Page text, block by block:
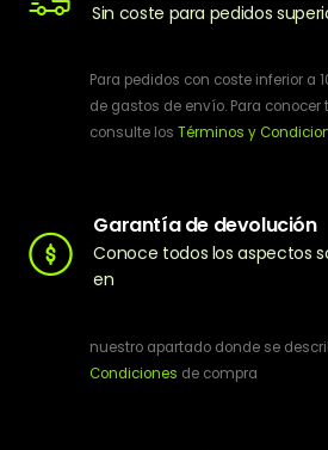
Sin coste para pedidos
Para pedidos con coste inferior a
de gastos de envío. Para conocer
consulte los Términos y
Garantía de devolución
Conoce todos los aspectos
en
nuestro apartado donde se
Condiciones de compra